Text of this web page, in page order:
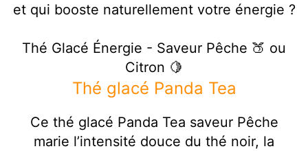
et qui booste naturellement votre énergie ?
Thé Glacé Énergie - Saveur Pêche 🍑 ou
Citron 🍋
Thé glacé Panda Tea
Ce thé glacé Panda Tea saveur Pêche
marie l’intensité douce du thé noir, la